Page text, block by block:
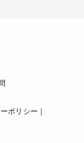
ポリシー